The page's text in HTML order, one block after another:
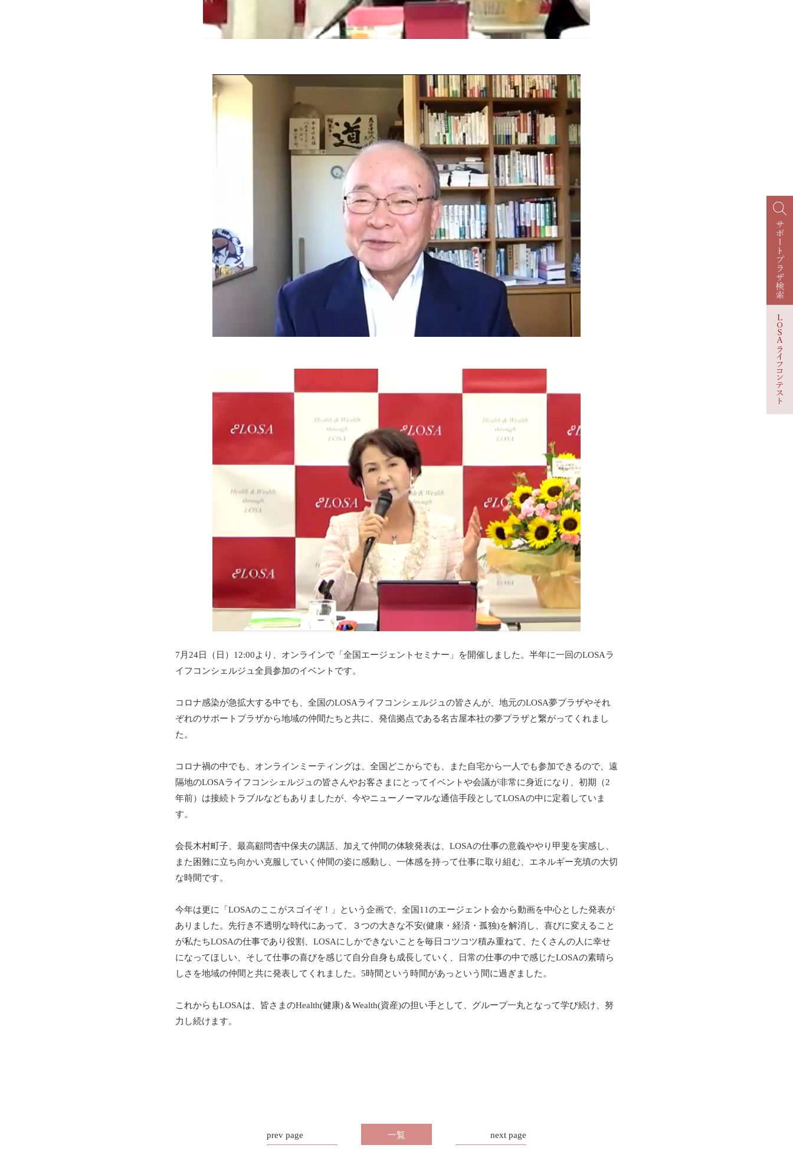
7月 24日（日） 12:00より、オンラインで「全国エージェントセミナー」を開催しました。半年に一回のLOSAラ
イフコンシェルジュ全員参加のイベントです。
コロナ感染が急拡大する中でも、全国のLOSAライフコンシェルジュの皆さんが、地元のLOSA夢プラザやそれ
ぞれのサポートプラザから地域の仲間たちと共に、発信拠点である名古屋本社の夢プラザと繋がってくれまし
た。
コロナ禍の中でも、オンラインミーティングは、全国どこからでも、また自宅から一人でも参加できるので、遠
隔地のLOSAライフコンシェルジュの皆さんやお客さまにとってイベントや会議が非常に身近になり、初期（2
年前）は接続トラブルなどもありましたが、今やニューノーマルな通信手段としてLOSAの中に定着していま
す。
会長木村町子、最高顧問杏中保夫の講話、加えて仲間の体験発表は、 LOSAの仕事の意義ややり甲斐を実感し、
また困難に立ち向かい克服していく仲間の姿に感動し、一体感を持って仕事に取り組む、エネルギー充填の大切
な時間です。
今年は更に「 LOSAのここがスゴイぞ！」という企画で、全国 11のエージェント会から動画を中心とした発表が
ありました。先行き不透明な時代にあって、３つの大きな不安(健康・経済・孤独)を解消し、喜びに変えること
が私たちLOSAの仕事であり役割、 LOSAにしかできないことを毎日コツコツ積み重ねて、たくさんの人に幸せ
になってほしい、そして仕事の喜びを感じて自分自身も成長していく、日常の仕事の中で感じたLOSAの素晴ら
しさを地域の仲間と共に発表してくれました。 5時間という時間があっという間に過ぎました。
これからもLOSAは、皆さまのHealth(健康)＆Wealth(資産)の担い手として、グループ一丸となって学び続け、努
力し続けます。
prev page 一覧 next page